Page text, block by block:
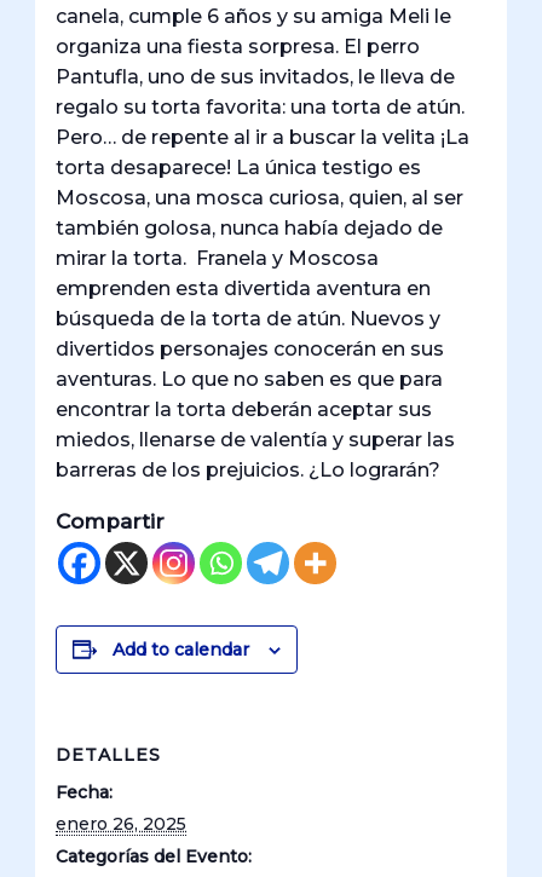
canela, cumple 6 años y su amiga Meli le
organiza una fiesta sorpresa. El perro
Pantufla, uno de sus invitados, le lleva de
regalo su torta favorita: una torta de atún.
Pero… de repente al ir a buscar la velita ¡La
torta desaparece! La única testigo es
Moscosa, una mosca curiosa, quien, al ser
también golosa, nunca había dejado de
mirar la torta. Franela y Moscosa
emprenden esta divertida aventura en
búsqueda de la torta de atún. Nuevos y
divertidos personajes conocerán en sus
aventuras. Lo que no saben es que para
encontrar la torta deberán aceptar sus
miedos, llenarse de valentía y superar las
barreras de los prejuicios. ¿Lo lograrán?
Compartir
Add to calendar
DETALLES
Fecha:
enero 26, 2025
Categorías del Evento: